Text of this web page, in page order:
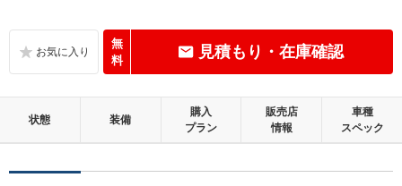
無
料
見積もり・在庫確認
状態 装備
購入
プラン
販売店
情報
車種
スペック